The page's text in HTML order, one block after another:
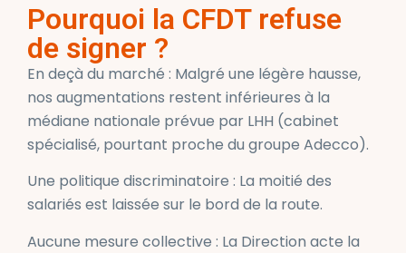
Pourquoi la CFDT refuse
de signer ?
En deçà du marché : Malgré une légère hausse,
nos augmentations restent inférieures à la
médiane nationale prévue par LHH (cabinet
spécialisé, pourtant proche du groupe Adecco).
Une politique discriminatoire : La moitié des
salariés est laissée sur le bord de la route.
Aucune mesure collective : La Direction acte la